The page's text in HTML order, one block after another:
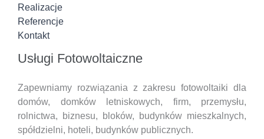
Realizacje
Referencje
Kontakt
Usługi Fotowoltaiczne
Zapewniamy rozwiązania z zakresu fotowoltaiki dla
domów, domków letniskowych, firm, przemysłu,
rolnictwa, biznesu, bloków, budynków mieszkalnych,
spółdzielni, hoteli, budynków publicznych.